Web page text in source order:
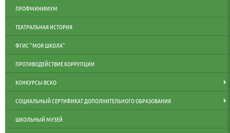
ПРОФМИНИМУМ
ТЕАТРАЛЬНАЯ ИСТОРИЯ
ФГИС "МОЯ ШКОЛА"
ПРОТИВОДЕЙСТВИЕ КОРРУПЦИИ
КОНКУРСЫ ВСКО
СОЦИАЛЬНЫЙ СЕРТИФИКАТ ДОПОЛНИТЕЛЬНОГО ОБРАЗОВАНИЯ
ШКОЛЬНЫЙ МУЗЕЙ